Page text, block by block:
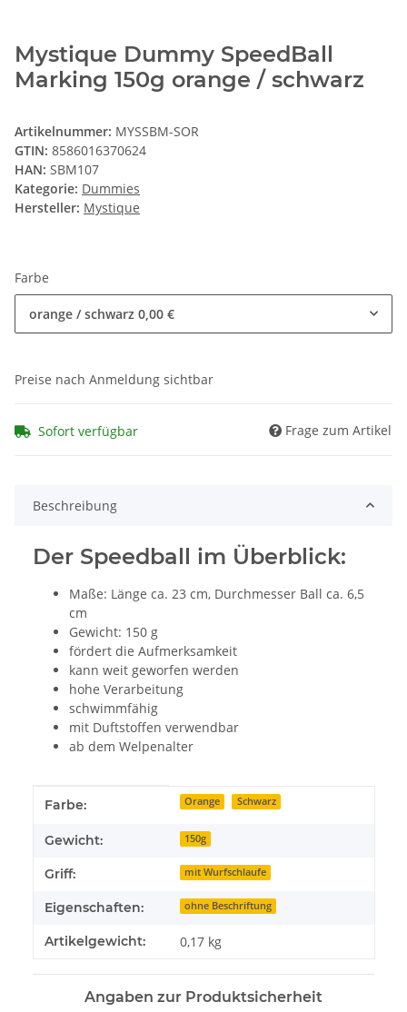
Mystique Dummy SpeedBall
Marking 150g orange / schwarz
Artikelnummer: MYSSBM-SOR
GTIN: 8586016370624
HAN: SBM107
Kategorie: Dummies
Hersteller: Mystique
Farbe
orange / schwarz 0,00 €
Preise nach Anmeldung sichtbar
Sofort verfügbar Frage zum Artikel
Beschreibung
Der Speedball im Überblick:
Maße: Länge ca. 23 cm, Durchmesser Ball ca. 6,5
cm
Gewicht: 150 g
fördert die Aufmerksamkeit
kann weit geworfen werden
hohe Verarbeitung
schwimmfähig
mit Duftstoffen verwendbar
ab dem Welpenalter
Produkteigenschaft
Wert
Farbe: Orange Schwarz
Gewicht: 150g
Griff: mit Wurfschlaufe
Eigenschaften: ohne Beschriftung
Artikelgewicht: 0,17 kg
Angaben zur Produktsicherheit